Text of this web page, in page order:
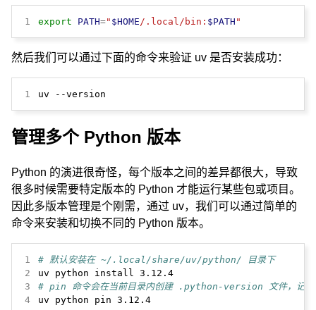
1 export PATH=" $HOME/.local/bin: $PATH "
然后我们可以通过下面的命令来验证 uv 是否安装成功：
1 uv --version
管理多个 Python 版本
Python 的演进很奇怪，每个版本之间的差异都很大，导致
很多时候需要特定版本的 Python 才能运行某些包或项目。
因此多版本管理是个刚需，通过 uv，我们可以通过简单的
命令来安装和切换不同的 Python 版本。
1
# 默认安装在 ~/.local/share/uv/python/ 目录下
2
uv python install 3.12.4
3
# pin 命令会在当前目录内创建 .python-version 文件，记录
4
uv python pin 3.12.4